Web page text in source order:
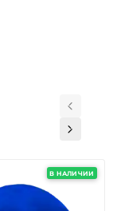
В НАЛИЧИИ